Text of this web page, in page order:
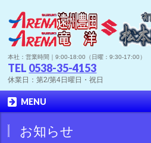
本社：営業時間｜9:00-18:00（日曜：9:30-17:00）
TEL 0538-35-4153
休業日：第2/第4日曜日・祝日
MENU
お知らせ